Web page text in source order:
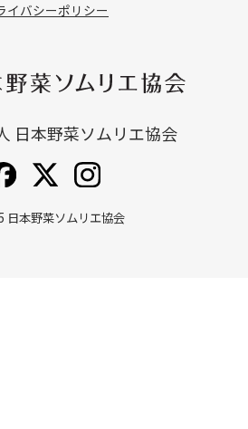
イバシーポリシー
日本野菜ソムリエ協会
日本野菜ソムリエ協会